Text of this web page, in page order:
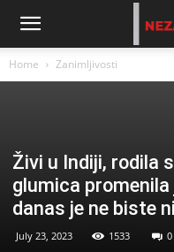
Home Zanimljivosti
Živi u Indiji, rodila
glumica
danas je ne biste
July 23, 2023 1533 0